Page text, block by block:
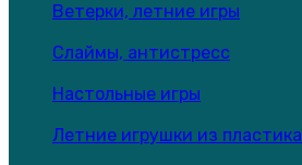
Ветерки, летние игры
Слаймы, антистресс
Настольные игры
Летние игрушки из пластика